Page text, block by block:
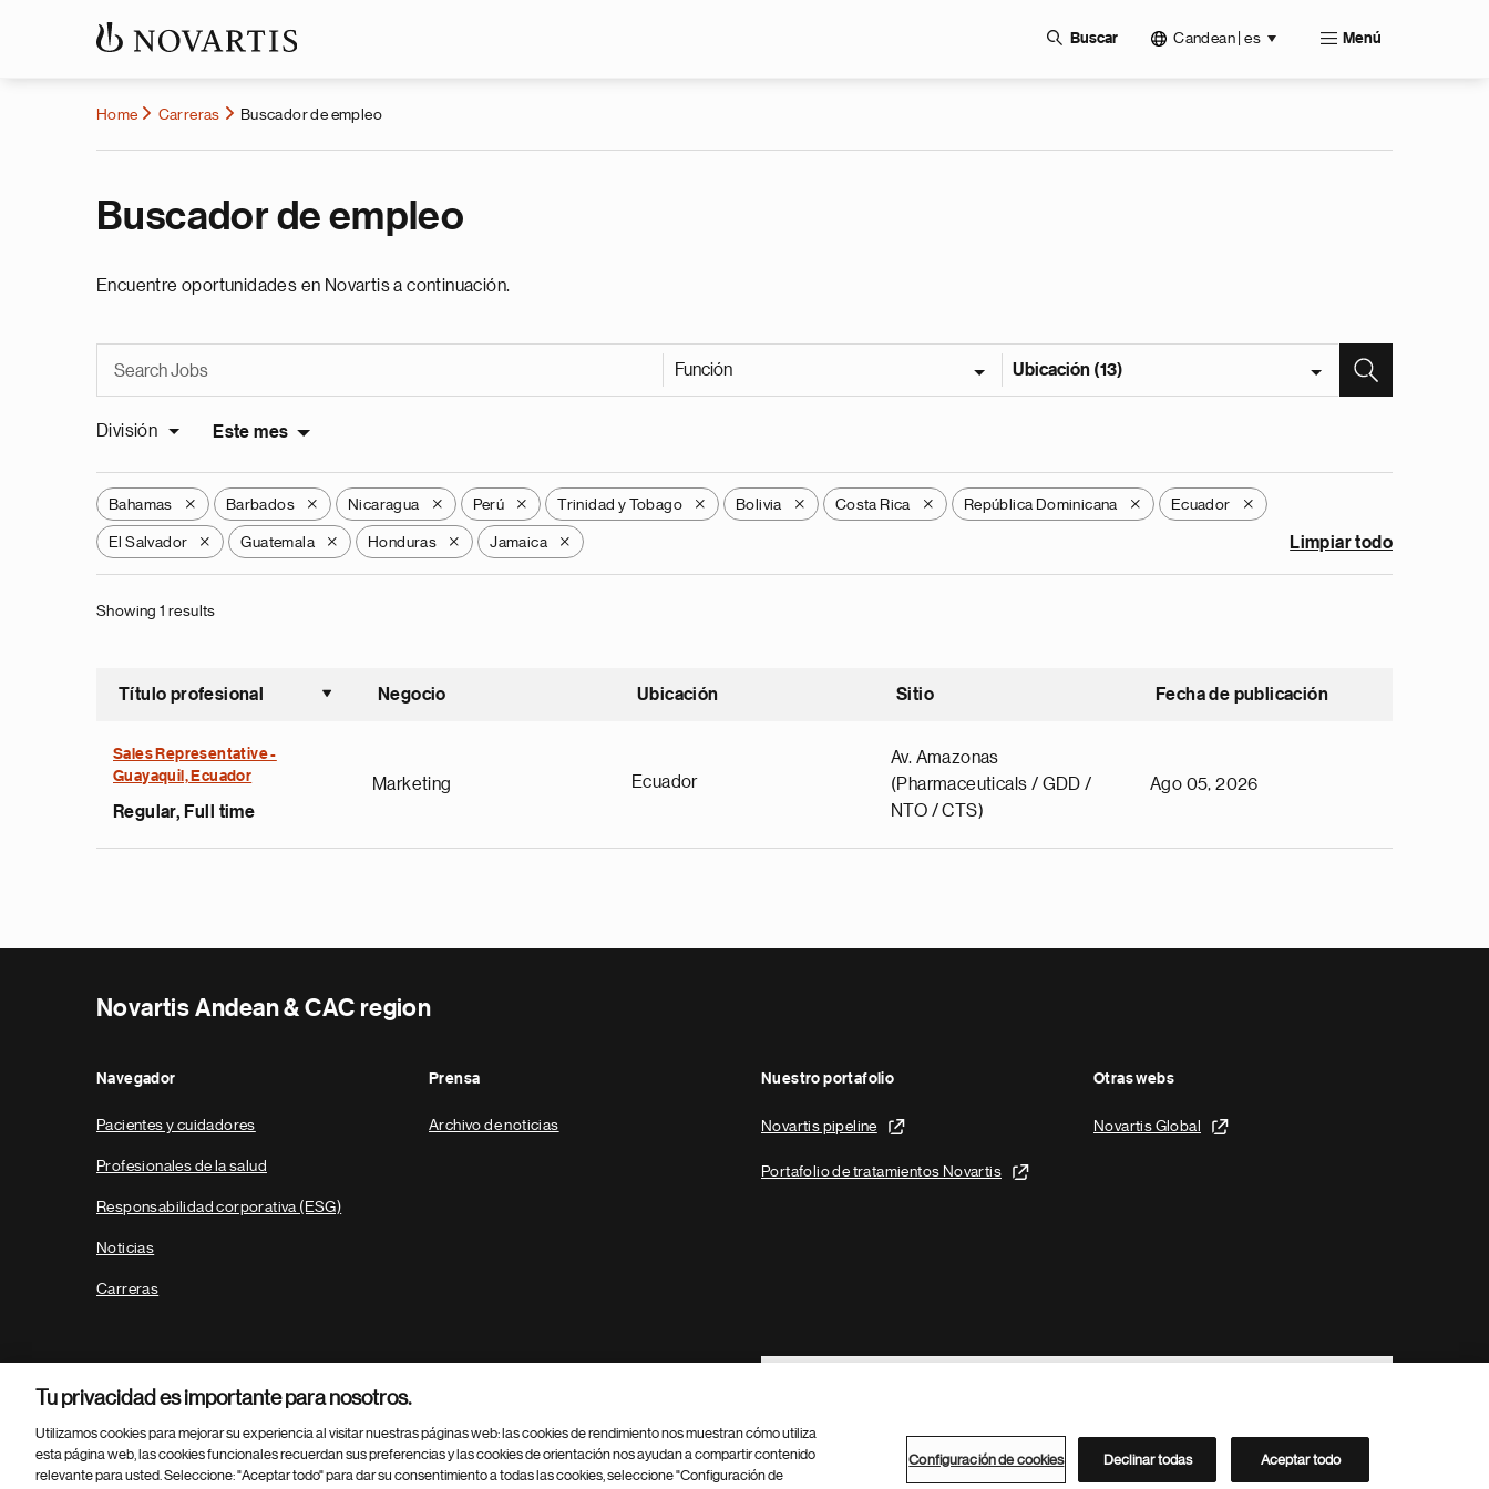
Buscar Candean | es Menú
Home Carreras Buscador de empleo
Buscador de empleo
Encuentre oportunidades en Novartis a continuación.
Función Ubicación (13)
División Este mes
Bahamas X Barbados X Nicaragua X Perú X Trinidad y Tobago X Bolivia X Costa Rica X República Dominicana X Ecuador X
El Salvador X Guatemala X Honduras X Jamaica X Limpiar todo
Showing 1 results
Título profesional
Ordenar ascendente
Negocio Ubicación Sitio Fecha de publicación
Sales Representative -
Guayaquil, Ecuador
Regular, Full time
Marketing Ecuador
Av. Amazonas
(Pharmaceuticals / GDD /
NTO / CTS)
Ago 05, 2026
Novartis Andean & CAC region
Navegador
Pacientes y cuidadores
Profesionales de la salud
Responsabilidad corporativa (ESG)
Noticias
Carreras
Prensa
Archivo de noticias
Nuestro portafolio
Novartis pipeline
Portafolio de tratamientos Novartis
Otras webs
Novartis Global
Footer Site Search
Parte
© 2026 Novartis AG Directorio de Novartis
Tu privacidad es importante para nosotros.
Utilizamos cookies para mejorar su experiencia al visitar nuestras páginas web: las cookies de rendimiento nos muestran cómo utiliza
esta página web, las cookies funcionales recuerdan sus preferencias y las cookies de orientación nos ayudan a compartir contenido
relevante para usted. Seleccione: "Aceptar todo" para dar su consentimiento a todas las cookies, seleccione "Configuración de
Configuración de cookies Declinar todas Aceptar todo